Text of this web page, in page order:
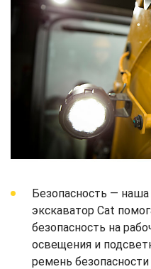
Безопасность —
экскаватор Cat
безопасность на
освещения и
ремень